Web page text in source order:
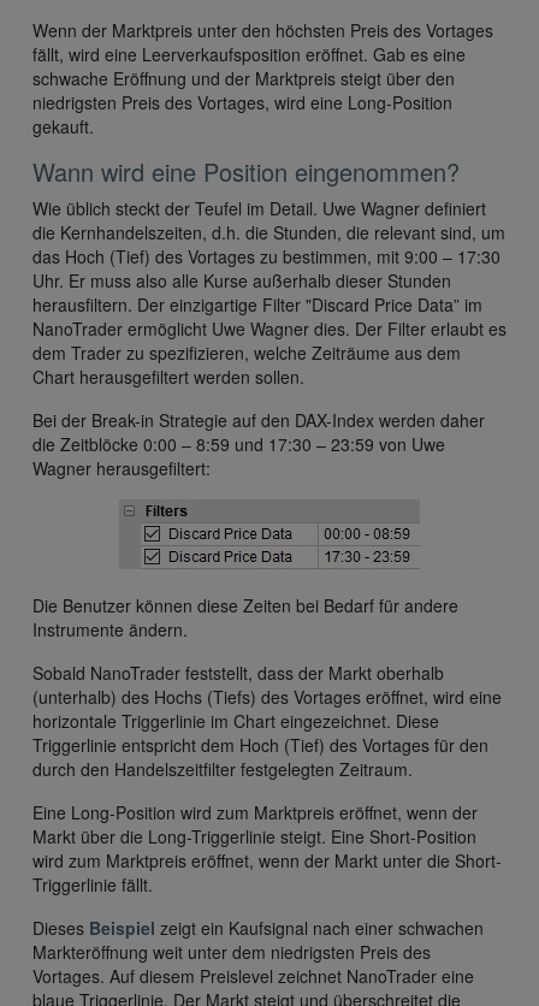
Wenn der Marktpreis unter den höchsten Preis des Vortages
fällt, wird eine Leerverkaufsposition eröffnet. Gab es eine
schwache Eröffnung und der Marktpreis steigt über den
niedrigsten Preis des Vortages, wird eine Long-Position
gekauft.
Wann wird eine Position eingenommen?
Wie üblich steckt der Teufel im Detail. Uwe Wagner definiert
die Kernhandelszeiten, d.h. die Stunden, die relevant sind, um
das Hoch (Tief) des Vortages zu bestimmen, mit 9:00 – 17:30
Uhr. Er muss also alle Kurse außerhalb dieser Stunden
herausfiltern. Der einzigartige Filter "Discard Price Data” im
NanoTrader ermöglicht Uwe Wagner dies. Der Filter erlaubt es
dem Trader zu spezifizieren, welche Zeiträume aus dem
Chart herausgefiltert werden sollen.
Bei der Break-in Strategie auf den DAX-Index werden daher
die Zeitblöcke 0:00 – 8:59 und 17:30 – 23:59 von Uwe
Wagner herausgefiltert:
Die Benutzer können diese Zeiten bei Bedarf für andere
Instrumente ändern.
Sobald NanoTrader feststellt, dass der Markt oberhalb
(unterhalb) des Hochs (Tiefs) des Vortages eröffnet, wird eine
horizontale Triggerlinie im Chart eingezeichnet. Diese
Triggerlinie entspricht dem Hoch (Tief) des Vortages für den
durch den Handelszeitfilter festgelegten Zeitraum.
Eine Long-Position wird zum Marktpreis eröffnet, wenn der
Markt über die Long-Triggerlinie steigt. Eine Short-Position
wird zum Marktpreis eröffnet, wenn der Markt unter die Short-
Triggerlinie fällt.
Dieses Beispiel zeigt ein Kaufsignal nach einer schwachen
Markteröffnung weit unter dem niedrigsten Preis des
Vortages. Auf diesem Preislevel zeichnet NanoTrader eine
blaue Triggerlinie. Der Markt steigt und überschreitet die